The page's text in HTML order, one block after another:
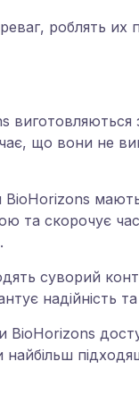
роблять их
виготовляються
що вони не
BioHorizons
та скорочує
суворий
надійність та
BioHorizons